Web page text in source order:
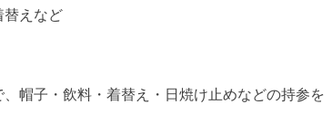
替えなど
帽子・飲料・着替え・日焼け止めなどの持参を